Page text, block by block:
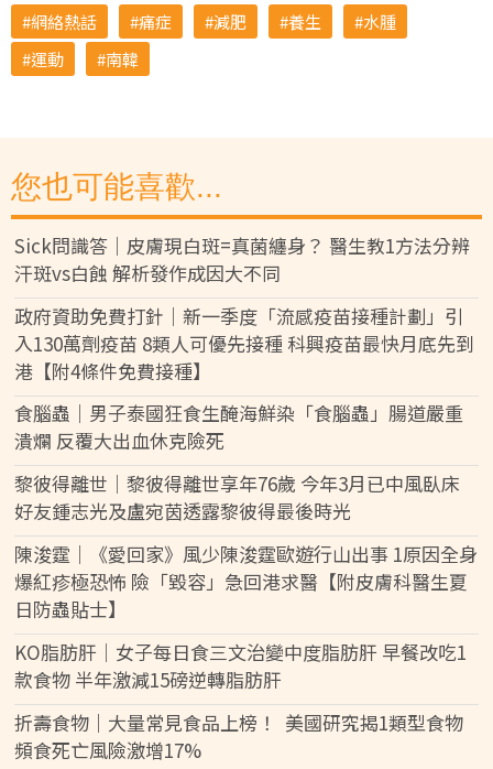
網絡熱話 痛症 減肥 養生
水腫
運動
南韓
您也可能喜歡...
Sick問識答｜皮膚現白斑=真菌纏身？ 醫生教1方法分辨
汗斑vs白蝕 解析發作成因大不同
政府資助免費打針｜新一季度「流感疫苗接種計劃」引
入130萬劑疫苗 8類人可優先接種 科興疫苗最快月底先到
港【附4條件免費接種】
食腦蟲｜男子泰國狂食生醃海鮮染「食腦蟲」腸道嚴重
潰爛 反覆大出血休克險死
黎彼得離世｜黎彼得離世享年76歲 今年3月已中風臥床
好友鍾志光及盧宛茵透露黎彼得最後時光
陳浚霆｜《愛回家》風少陳浚霆歐遊行山出事 1原因全身
爆紅疹極恐怖 險「毀容」急回港求醫【附皮膚科醫生夏
日防蟲貼士】
KO脂肪肝｜女子每日食三文治變中度脂肪肝 早餐改吃1
款食物 半年激減15磅逆轉脂肪肝
折壽食物｜大量常見食品上榜！ 美國研究揭1類型食物
頻食死亡風險激增17%